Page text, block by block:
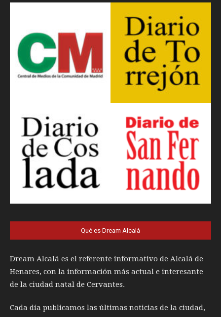
Qué es Dream Alcalá
Dream Alcalá es el referente informativo de Alcalá de
Henares, con la información más actual e interesante
de la ciudad natal de Cervantes.
Cada día publicamos las últimas noticias de la ciudad,